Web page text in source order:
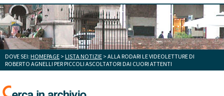
DOVE SEI: HOMEPAGE > LISTA NOTIZIE > ALLA RODARI LE VIDEOLETTURE DI
ROBERTO AGNELLI PER PICCOLI ASCOLTATORI DAI CUORI ATTENTI